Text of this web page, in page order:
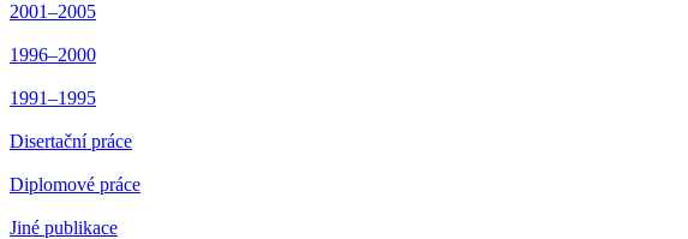
2001–2005
1996–2000
1991–1995
Disertační práce
Diplomové práce
Jiné publikace